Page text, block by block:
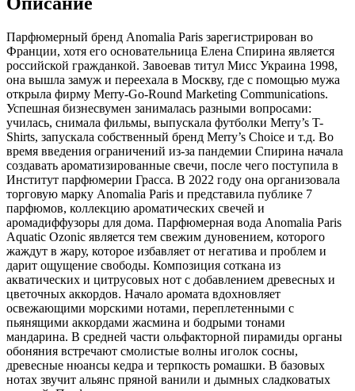
Парфюмерный бренд Anomalia Paris зарегистрирован во
Франции, хотя его основательница Елена Спирина является
российской гражданкой. Завоевав титул Мисс Украина 1998,
она вышла замуж и переехала в Москву, где с помощью мужа
открыла фирму Merry-Go-Round Marketing Communications.
Успешная бизнесвумен занималась разными вопросами:
училась, снимала фильмы, выпускала футболки Merry’s T-
Shirts, запускала собственный бренд Merry’s Choice и т.д. Во
время введения ограничений из-за пандемии Спирина начала
создавать ароматизированные свечи, после чего поступила в
Институт парфюмерии Грасса. В 2022 году она организовала
торговую марку Anomalia Paris и представила публике 7
парфюмов, коллекцию ароматических свечей и
аромадиффузоры для дома. Парфюмерная вода Anomalia Paris
Aquatic Ozonic является тем свежим дуновением, которого
жаждут в жару, которое избавляет от негатива и проблем и
дарит ощущение свободы. Композиция соткана из
акватических и цитрусовых нот с добавлением древесных и
цветочных аккордов. Начало аромата вдохновляет
освежающими морскими нотами, переплетенными с
пьянящими аккордами жасмина и бодрыми тонами
мандарина. В средней части ольфакторной пирамиды органы
обоняния встречают смолистые волны иголок сосны,
древесные нюансы кедра и терпкость ромашки. В базовых
нотах звучит альянс пряной ванили и дымных сладковатых